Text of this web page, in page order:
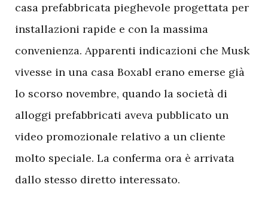
casa prefabbricata pieghevole progettata per
installazioni rapide e con la massima
convenienza. Apparenti indicazioni che Musk
vivesse in una casa Boxabl erano emerse già
lo scorso novembre, quando la società di
alloggi prefabbricati aveva pubblicato un
video promozionale relativo a un cliente
molto speciale. La conferma ora è arrivata
dallo stesso diretto interessato.